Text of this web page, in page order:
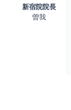
新宿院院長
曽我